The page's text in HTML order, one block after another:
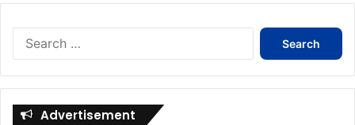
Search
Advertisement